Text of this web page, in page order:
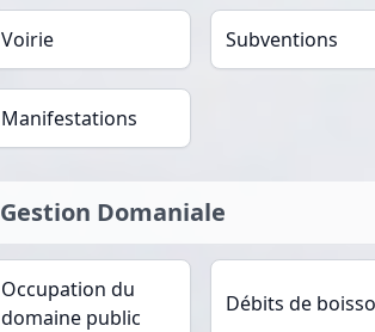
Voirie Subventions
Manifestations
Gestion Domaniale
Occupation du
domaine public
Débits de